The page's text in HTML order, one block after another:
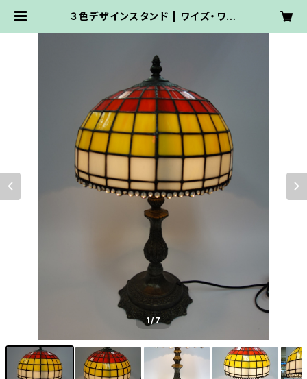
３色デザインスタンド | ワイズ・ワー
1/7